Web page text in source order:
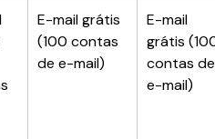
E-mail grátis
(100 contas
de e-mail)
E-mail
grátis
contas
e-mail)